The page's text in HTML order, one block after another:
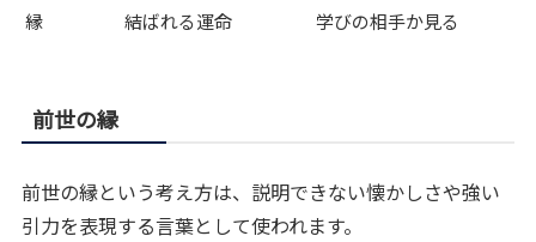
縁 結ばれる運命 学びの相手か見る
前世の縁
前世の縁という考え方は、説明できない懐かしさや強い
引力を表現する言葉として使われます。